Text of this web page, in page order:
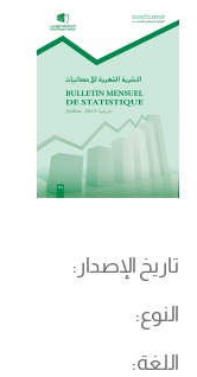
تاريخ الإصدار
النوع
اللغة